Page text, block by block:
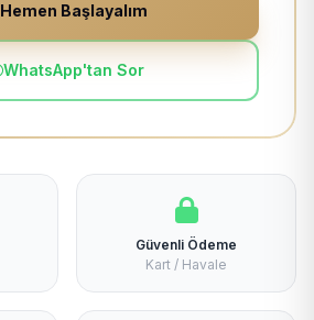
Hemen Başlayalım
WhatsApp'tan Sor
Güvenli Ödeme
Kart / Havale